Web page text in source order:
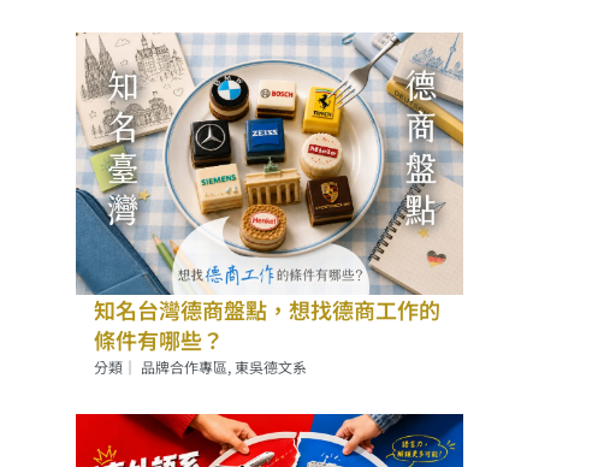
知名台灣德商盤點，想找德商工作的
條件有哪些？
分類｜ 品牌合作專區,東吳德文系